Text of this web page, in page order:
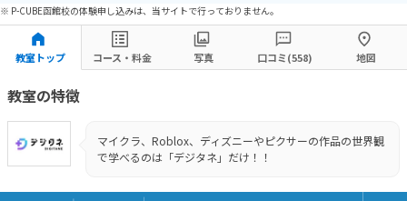
※ P-CUBE函館校の体験申し込みは、当サイトで行っておりません。
教室トップ コース・料金 写真 口コミ(558) 地図
教室の特徴
マイクラ、Roblox、ディズニーやピクサーの作品の世界観
で学べるのは「デジタネ」だけ！！